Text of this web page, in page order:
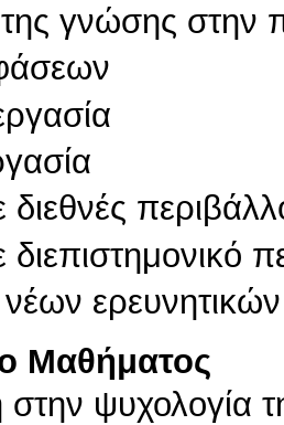
γνώσης στην
Μαθήματος
ψυχολογία